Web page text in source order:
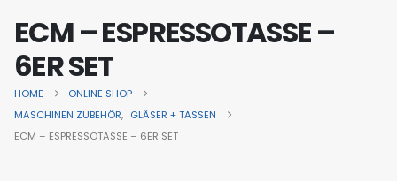
ECM – ESPRESSOTASSE –
6ER SET
HOME
ONLINE SHOP
MASCHINEN ZUBEHÖR, GLÄSER + TASSEN
ECM – ESPRESSOTASSE – 6ER SET